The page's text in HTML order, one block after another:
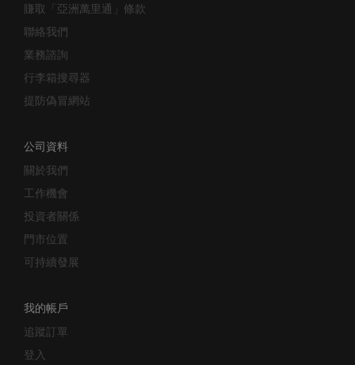
賺取「亞洲萬里通」條款
聯絡我們
業務諮詢
行李箱搜尋器
提防偽冒網站
公司資料
關於我們
工作機會
投資者關係
門市位置
可持續發展
我的帳戶
追蹤訂單
登入